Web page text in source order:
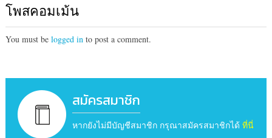
โพสคอมเม้น
You must be logged into post a comment.
สมัครสมาชิก
หากยังไม่มีบัญชีสมาชิก กรุณาสมัครสมาชิกได้ ที่นี่